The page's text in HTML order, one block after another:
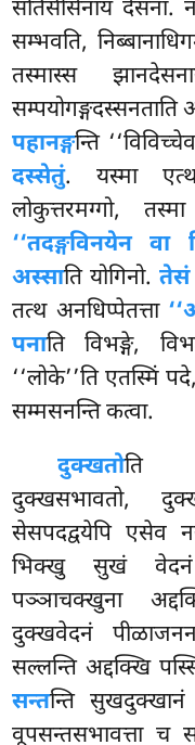
सतिसीसेनायंदेसना.
सम्भवति,
तस्मास्स
सम्पयोगङ्गदस्सनताति
पहानङ्गन्ति
दस्सेतुं. यस्मा एत्थ
लोकुत्तरमग्गो,
‘‘तदङ्गविनयेन वा
अस्साति योगिनो.तेसं
तत्थ अनधिप्पेतत्ता
पनाति विभङ्गे,
‘‘लोके’’ति एतस्मिं
सम्मसनन्ति कत्वा.
दुक्खतोति
दुक्खसभावतो,
सेसपदद्वयेपि एसेव
भिक्खु सुखं वेदनं
पञ्ञाचक्खुना
दुक्खवेदनं
सल्लन्ति अद्दक्खि
सन्तन्ति सुखदुक्खानं
वूपसन्तसभावत्ता च